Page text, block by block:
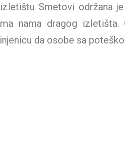
izletištu Smetovi održana
nama dragog izletišta.
da osobe sa